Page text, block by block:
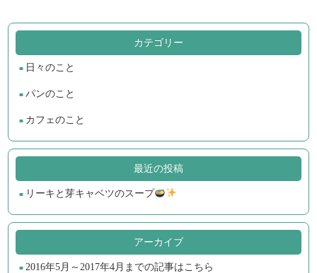
カテゴリー
日々のこと
パンのこと
カフェのこと
最近の投稿
リーキと芽キャベツのスープ
アーカイブ
2016年5月～2017年4月までの記事はこちら